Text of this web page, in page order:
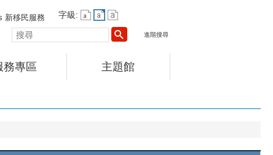
新移民服務
字級:
尋
進階搜尋
務專區 主題館